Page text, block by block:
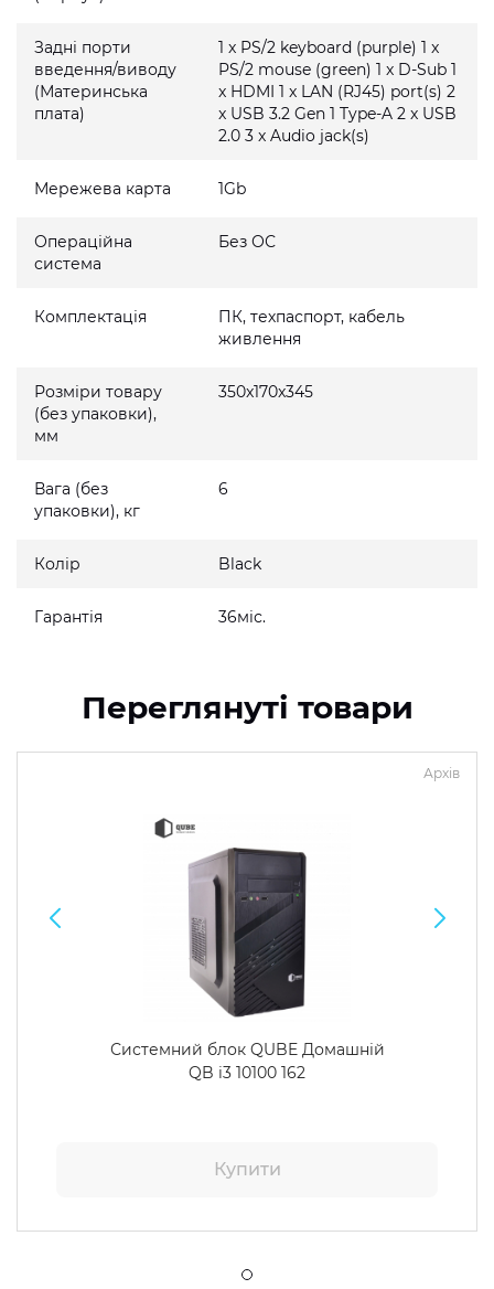
Задні порти
введення/виводу
(Материнська
плата)
1 x PS/2 keyboard (purple) 1 x
PS/2 mouse (green) 1 x D-Sub 1
x HDMI 1 x LAN (RJ45) port(s) 2
x USB 3.2 Gen 1 Type-A 2 x USB
2.0 3 x Audio jack(s)
Мережева карта 1Gb
Операційна
система
Без ОС
Комплектація
ПК, техпаспорт, кабель
живлення
Розміри товару
(без упаковки),
мм
350x170x345
Вага (без
упаковки), кг
6
Колір Black
Гарантія 36міс.
Переглянуті товари
Архів
Системний блок QUBE Домашній
QB i3 10100 162
Купити